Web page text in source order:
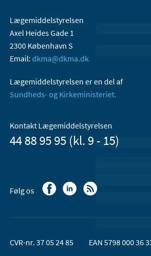
Lægemiddelstyrelsen
Axel Heides Gade 1
2300 København S
Email: dkma@dkma.dk
Lægemiddelstyrelsen er en del af
Sundheds- og Kirkeministeriet.
Kontakt Lægemiddelstyrelsen
44 88 95 95 (kl. 9 - 15)
Følg os
CVR-nr. 37 05 24 85 EAN 5798 000 36